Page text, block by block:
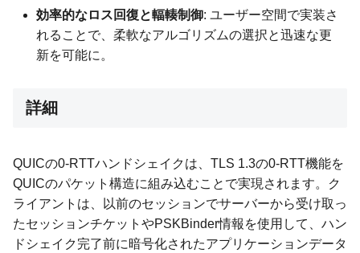
効率的なロス回復と輻輳制御: ユーザー空間で実装さ
れることで、柔軟なアルゴリズムの選択と迅速な更
新を可能に。
詳細
QUICの0-RTTハンドシェイクは、TLS 1.3の0-RTT機能を
QUICのパケット構造に組み込むことで実現されます。ク
ライアントは、以前のセッションでサーバーから受け取っ
たセッションチケットやPSKBinder情報を使用して、ハン
ドシェイク完了前に暗号化されたアプリケーションデータ